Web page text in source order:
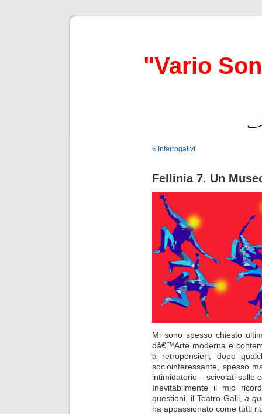
"Vario
« Interrogativi
Fellinia 7. Un
Mi sono spesso chiesto
dâ€™Arte moderna e
a retropensieri, dopo
sociointeressante, spesso
intimidatorio – scivolati sulle
Inevitabilmente il mio
questioni, il Teatro Galli,a
ha appassionato come tutti